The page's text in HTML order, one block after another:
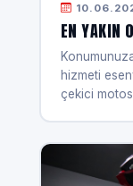
EN YAKIN
hizmeti
çekici